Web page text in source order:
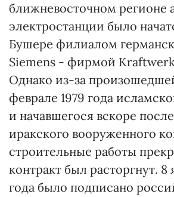
ближневосточном регионе
электростанции было
Бушере филиалом
Siemens - фирмой
Однако из-за
феврале 1979 года
и начавшегося вскоре
иракского вооруженного
строительные работы
контракт был расторгнут. 8
года было подписано